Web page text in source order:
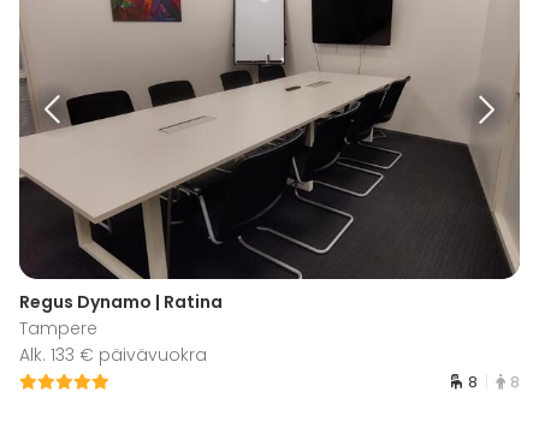
Regus Dynamo | Ratina
Tampere
Alk. 133 € päivävuokra
8 8